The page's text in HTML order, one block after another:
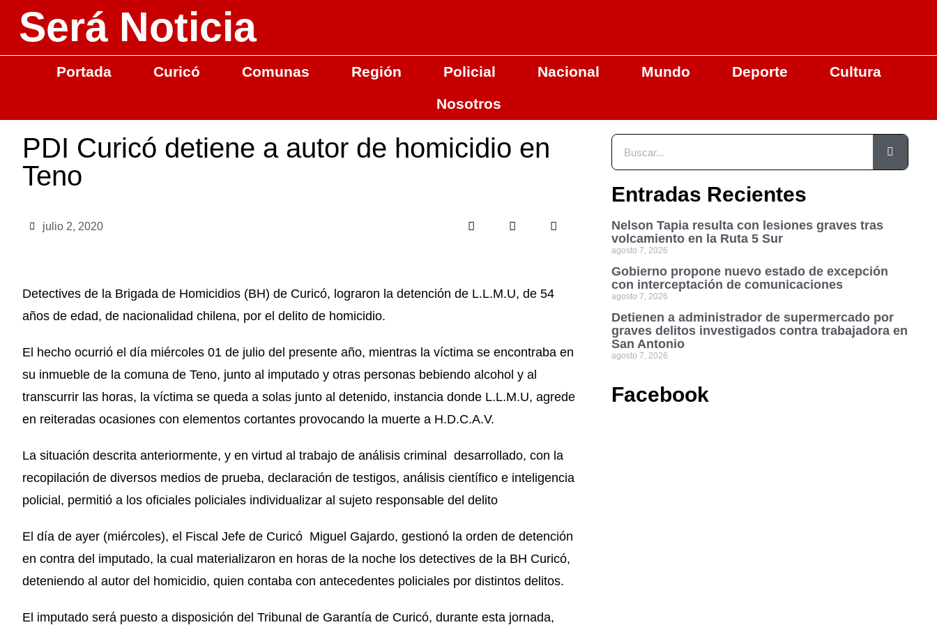
Será Noticia
Portada Curicó Comunas Región Policial Nacional Mundo Deporte
Cultura
Nosotros
PDI Curicó detiene a autor de homicidio en
Teno
julio 2, 2020
Detectives de la Brigada de Homicidios (BH) de Curicó, lograron la detención de L.L.M.U, de 54
años de edad, de nacionalidad chilena, por el delito de homicidio.
El hecho ocurrió el día miércoles 01 de julio del presente año, mientras la víctima se encontraba en
su inmueble de la comuna de Teno, junto al imputado y otras personas bebiendo alcohol y al
transcurrir las horas, la víctima se queda a solas junto al detenido, instancia donde L.L.M.U, agrede
en reiteradas ocasiones con elementos cortantes provocando la muerte a H.D.C.A.V.
La situación descrita anteriormente, y en virtud al trabajo de análisis criminal desarrollado, con la
recopilación de diversos medios de prueba, declaración de testigos, análisis científico e inteligencia
policial, permitió a los oficiales policiales individualizar al sujeto responsable del delito
El día de ayer (miércoles), el Fiscal Jefe de Curicó Miguel Gajardo, gestionó la orden de detención
en contra del imputado, la cual materializaron en horas de la noche los detectives de la BH Curicó,
deteniendo al autor del homicidio, quien contaba con antecedentes policiales por distintos delitos.
El imputado será puesto a disposición del Tribunal de Garantía de Curicó, durante esta jornada,
Entradas Recientes
Nelson Tapia resulta con lesiones graves tras
volcamiento en la Ruta 5 Sur
agosto 7, 2026
Gobierno propone nuevo estado de excepción
con interceptación de comunicaciones
agosto 7, 2026
Detienen a administrador de supermercado por
graves delitos investigados contra trabajadora en
San Antonio
agosto 7, 2026
Facebook